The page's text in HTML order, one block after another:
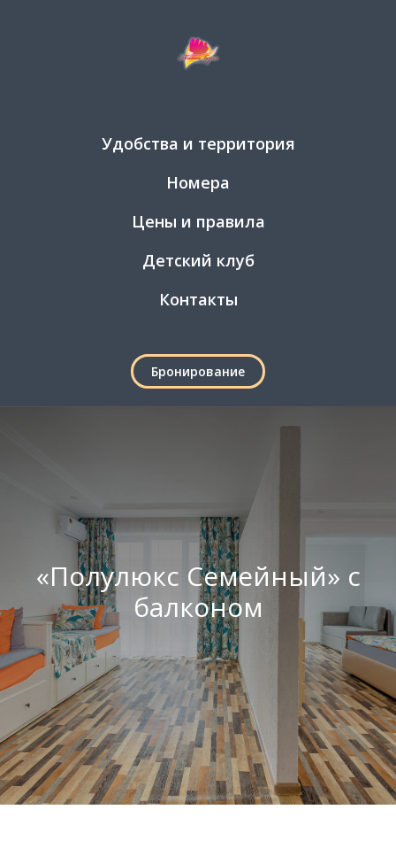
Удобства и территория
Номера
Цены и правила
Детский клуб
Контакты
Бронирование
«Полулюкс Семейный» с
балконом